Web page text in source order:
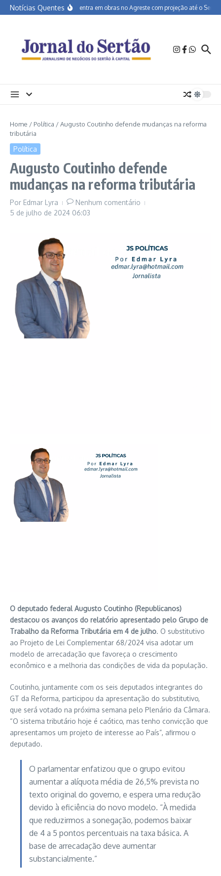
Ir para o conteúdo
Notícias QuentesBR-232 entra em obras no Agreste com projeção até o Sertão
Home / Política /Augusto Coutinho defende mudanças na reforma
tributária
Política
Augusto Coutinho defende
mudanças na reforma tributária
Por Edmar Lyra
Nenhum comentário
5 de julho de 2024 06:03
O deputado federal Augusto Coutinho (Republicanos)
destacou os avanços do relatório apresentado pelo Grupo de
Trabalho da Reforma Tributária em 4 de julho. O substitutivo
ao Projeto de Lei Complementar 68/2024 visa adotar um
modelo de arrecadação que favoreça o crescimento
econômico e a melhoria das condições de vida da população.
Coutinho, juntamente com os seis deputados integrantes do
GT da Reforma, participou da apresentação do substitutivo,
que será votado na próxima semana pelo Plenário da Câmara.
“O sistema tributário hoje é caótico, mas tenho convicção que
apresentamos um projeto de interesse ao País”, afirmou o
deputado.
O parlamentar enfatizou que o grupo evitou
aumentar a alíquota média de 26,5% prevista no
texto original do governo, e espera uma redução
devido à eficiência do novo modelo. “À medida
que reduzirmos a sonegação, podemos baixar
de 4 a 5 pontos percentuais na taxa básica. A
base de arrecadação deve aumentar
substancialmente.”